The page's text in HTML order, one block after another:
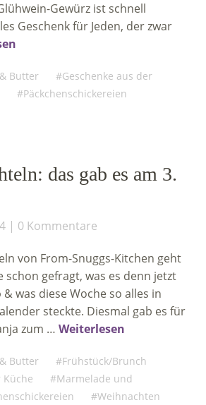
Gewürz ist schnell
Geschenk für Jeden, der zwar
Butter
Geschenke aus der
Päckchenschickereien
das gab es am 3.
0 Kommentare
von From-Snuggs-Kitchen geht
schon gefragt, was es denn jetzt
was diese Woche so alles in
steckte. Diesmal gab es für
zum … Weiterlesen
Butter
Frühstück/Brunch
Küche
Marmelade und
Weihnachten